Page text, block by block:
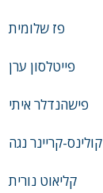
פז שלומית
פייטלסון ערן
פישהנדלר איתי
קולינס-קריינר נגה
קליאוט נורית